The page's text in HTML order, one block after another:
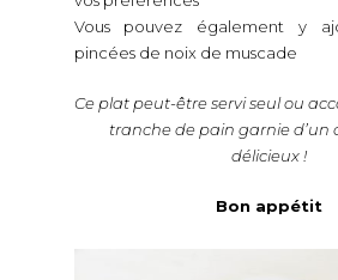
Vous pouvez également y
pincées de noix de muscade
Ce plat peut-être servi seul ou
tranche de pain garnie d’un
délicieux !
Bon appétit